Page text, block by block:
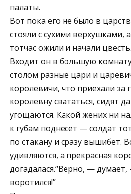
палаты.
Вот пока его не было в
стояли с сухими верхушками,
тотчас ожили и начали цвесть.
Входит он в большую
столом разные цари и
королевичи, что приехали за
королевну свататься, сидят
угощаются. Какой жених ни
к губам поднесет — солдат
по стакану и сразу вышибет.
удивляются, а прекрасная
догадалася.“Верно, —
воротился!”